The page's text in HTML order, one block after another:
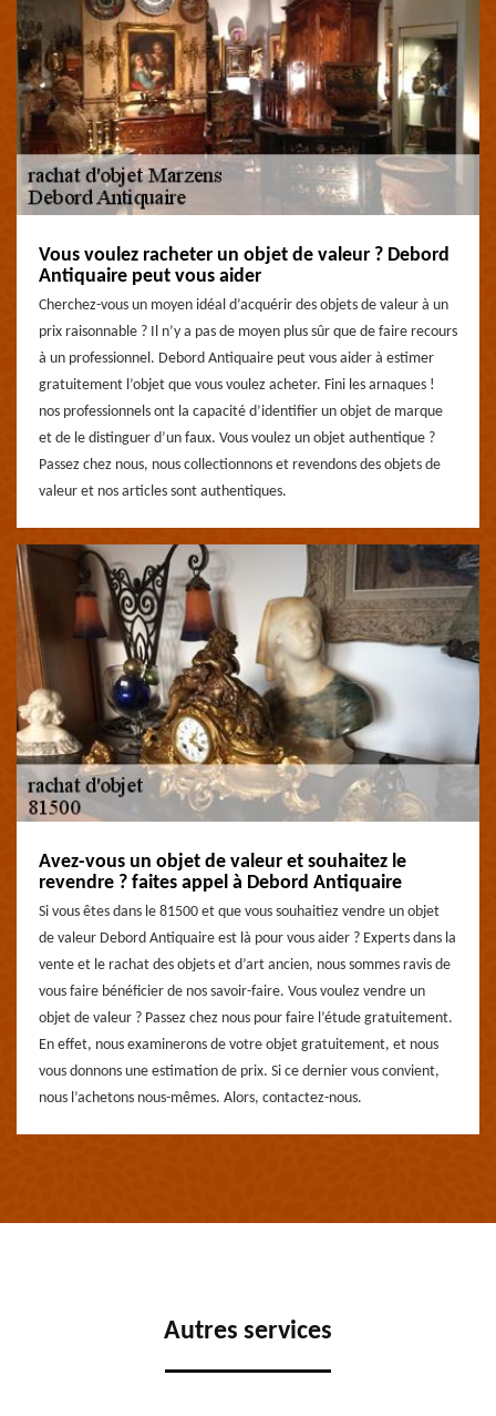
Vous voulez racheter un objet de valeur ? Debord
Antiquaire peut vous aider
Cherchez-vous un moyen idéal d’acquérir des objets de valeur à un
prix raisonnable ? Il n’y a pas de moyen plus sûr que de faire recours
à un professionnel. Debord Antiquaire peut vous aider à estimer
gratuitement l’objet que vous voulez acheter. Fini les arnaques !
nos professionnels ont la capacité d’identifier un objet de marque
et de le distinguer d’un faux. Vous voulez un objet authentique ?
Passez chez nous, nous collectionnons et revendons des objets de
valeur et nos articles sont authentiques.
Avez-vous un objet de valeur et souhaitez le
revendre ? faites appel à Debord Antiquaire
Si vous êtes dans le 81500 et que vous souhaitiez vendre un objet
de valeur Debord Antiquaire est là pour vous aider ? Experts dans la
vente et le rachat des objets et d’art ancien, nous sommes ravis de
vous faire bénéficier de nos savoir-faire. Vous voulez vendre un
objet de valeur ? Passez chez nous pour faire l’étude gratuitement.
En effet, nous examinerons de votre objet gratuitement, et nous
vous donnons une estimation de prix. Si ce dernier vous convient,
nous l’achetons nous-mêmes. Alors, contactez-nous.
Autres services